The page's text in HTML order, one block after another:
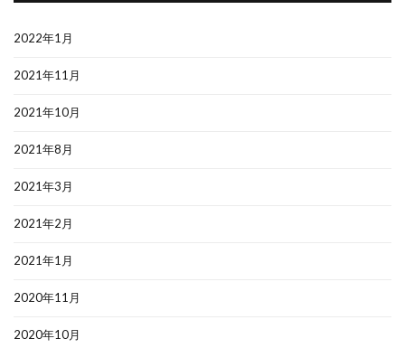
2022年1月
2021年11月
2021年10月
2021年8月
2021年3月
2021年2月
2021年1月
2020年11月
2020年10月